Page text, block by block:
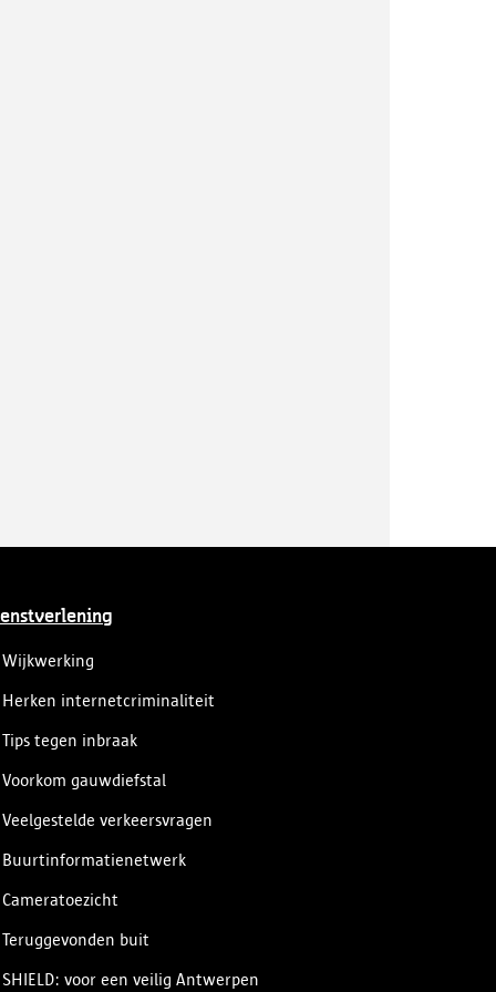
Wijkwerking
Herken internetcriminaliteit
Tips tegen inbraak
Voorkom gauwdiefstal
Veelgestelde verkeersvragen
Buurtinformatienetwerk
Cameratoezicht
Teruggevonden buit
SHIELD: voor een veilig Antwerpen